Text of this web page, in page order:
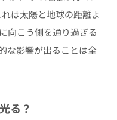
は太陽と地球の距離よ
向こう側を通り過ぎる
な影響が出ることは全
る？